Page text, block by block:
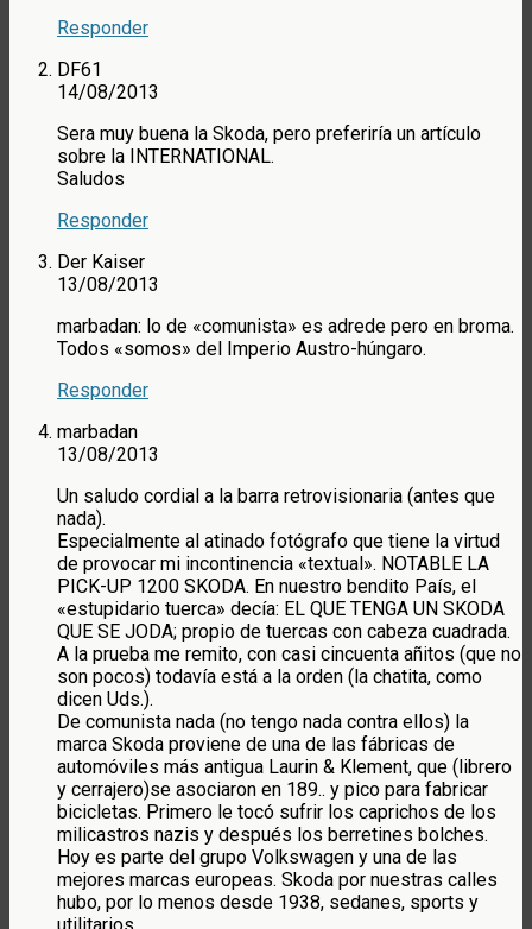
Responder
DF61
14/08/2013
Sera muy buena la Skoda, pero preferiría un artículo
sobre la INTERNATIONAL.
Saludos
Responder
Der Kaiser
13/08/2013
marbadan: lo de «comunista» es adrede pero en broma.
Todos «somos» del Imperio Austro-húngaro.
Responder
marbadan
13/08/2013
Un saludo cordial a la barra retrovisionaria (antes que
nada).
Especialmente al atinado fotógrafo que tiene la virtud
de provocar mi incontinencia «textual». NOTABLE LA
PICK-UP 1200 SKODA. En nuestro bendito País, el
«estupidario tuerca» decía: EL QUE TENGA UN SKODA
QUE SE JODA; propio de tuercas con cabeza cuadrada.
A la prueba me remito, con casi cincuenta añitos (que no
son pocos) todavía está a la orden (la chatita, como
dicen Uds.).
De comunista nada (no tengo nada contra ellos) la
marca Skoda proviene de una de las fábricas de
automóviles más antigua Laurin & Klement, que (librero
y cerrajero)se asociaron en 189.. y pico para fabricar
bicicletas. Primero le tocó sufrir los caprichos de los
milicastros nazis y después los berretines bolches.
Hoy es parte del grupo Volkswagen y una de las
mejores marcas europeas. Skoda por nuestras calles
hubo, por lo menos desde 1938, sedanes, sports y